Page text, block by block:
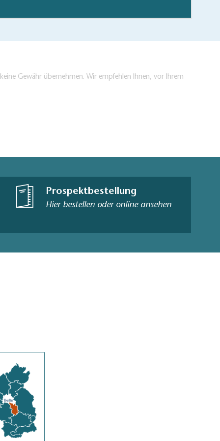
Gewähr übernehmen. Wir empfehlen Ihnen, vor Ihrem
Prospektbestellung
Hier bestellen oder online ansehen